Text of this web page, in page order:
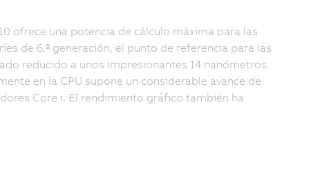
ofrece una potencia de cálculo máxima para las
de 6.ª generación, el punto de referencia para las
reducido a unos impresionantes 14 nanómetros.
en la CPU supone un considerable avance de
Core i. El rendimiento gráfico también ha